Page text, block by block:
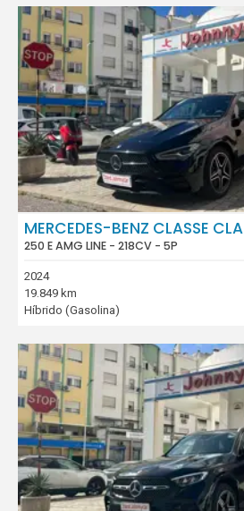
MERCEDES-BENZ CLASSE CLA
250 E AMG LINE - 218CV - 5P
2024
19.849 km
Híbrido (Gasolina)